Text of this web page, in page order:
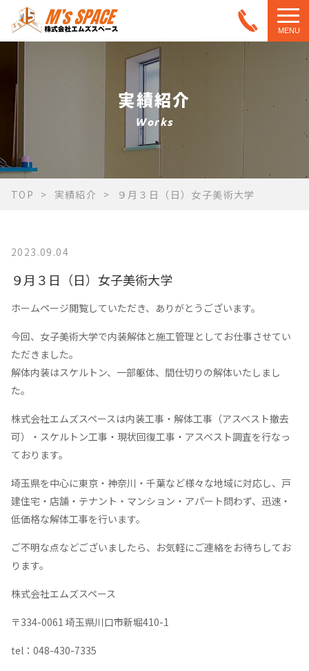
MENU
実績紹介
Works
TOP 実績紹介 ９月３日（日）女子美術大学
2023.09.04
９月３日（日）女子美術大学
ホームページ閲覧していただき、ありがとうございます。
今回、女子美術大学で内装解体と施工管理としてお仕事させてい
ただきました。
解体内装はスケルトン、一部躯体、間仕切りの解体いたしまし
た。
株式会社エムズスペースは内装工事・解体工事（アスベスト撤去
可）・スケルトン工事・現状回復工事・アスベスト調査を行なっ
ております。
埼玉県を中心に東京・神奈川・千葉など様々な地域に対応し、戸
建住宅・店舗・テナント・マンション・アパート問わず、迅速・
低価格な解体工事を行います。
ご不明な点などございましたら、お気軽にご連絡をお待ちしてお
ります。
株式会社エムズスペース
〒334-0061 埼玉県川口市新堀410-1
tel ： 048-430-7335